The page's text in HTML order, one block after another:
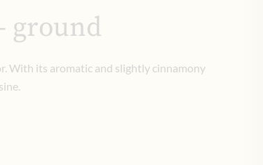
ground
With its aromatic and slightly cinnamony